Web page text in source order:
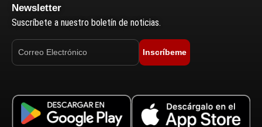
Newsletter
Suscríbete a nuestro boletín de noticias.
Inscríbeme